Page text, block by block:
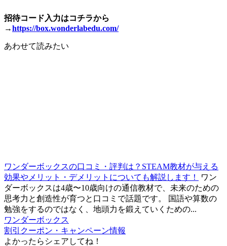
招待コード入力はコチラから
→https://box.wonderlabedu.com/
あわせて読みたい
ワンダーボックスの口コミ・評判は？STEAM教材が与える
効果やメリット・デメリットについても解説します！
ワン
ダーボックスは4歳〜10歳向けの通信教材で、未来のための
思考力と創造性が育つと口コミで話題です。 国語や算数の
勉強をするのではなく、地頭力を鍛えていくための...
ワンダーボックス
割引クーポン・キャンペーン情報
よかったらシェアしてね！